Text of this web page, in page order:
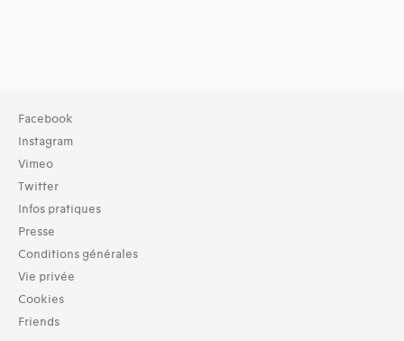
Facebook
Instagram
Vimeo
Twitter
Infos pratiques
Presse
Conditions générales
Vie privée
Cookies
Friends